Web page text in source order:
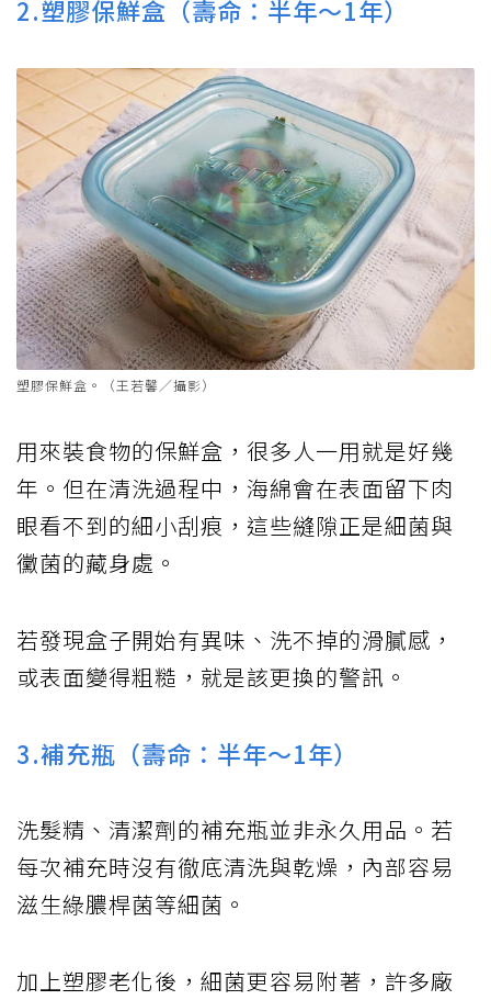
2.塑膠保鮮盒（壽命：半年～1年）
塑膠保鮮盒。（王若馨／攝影）
用來裝食物的保鮮盒，很多人一用就是好幾
年。但在清洗過程中，海綿會在表面留下肉
眼看不到的細小刮痕，這些縫隙正是細菌與
黴菌的藏身處。
若發現盒子開始有異味、洗不掉的滑膩感，
或表面變得粗糙，就是該更換的警訊。
3.補充瓶（壽命：半年～1年）
洗髮精、清潔劑的補充瓶並非永久用品。若
每次補充時沒有徹底清洗與乾燥，內部容易
滋生綠膿桿菌等細菌。
加上塑膠老化後，細菌更容易附著，許多廠